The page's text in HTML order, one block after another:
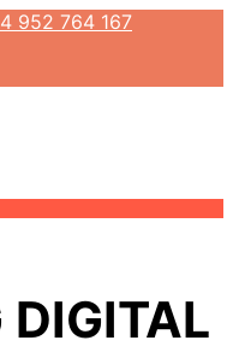
952 764 167
DIGITAL